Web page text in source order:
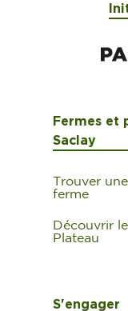
Fermes et
Saclay
Trouver une
ferme
Découvrir le
Plateau
S'engager